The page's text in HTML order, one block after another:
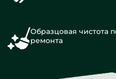
Образцовая чистота
ремонта